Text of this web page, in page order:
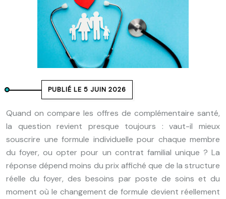
PUBLIÉ LE 5 JUIN 2026
Quand on compare les offres de complémentaire santé,
la question revient presque toujours : vaut-il mieux
souscrire une formule individuelle pour chaque membre
du foyer, ou opter pour un contrat familial unique ? La
réponse dépend moins du prix affiché que de la structure
réelle du foyer, des besoins par poste de soins et du
moment où le changement de formule devient réellement